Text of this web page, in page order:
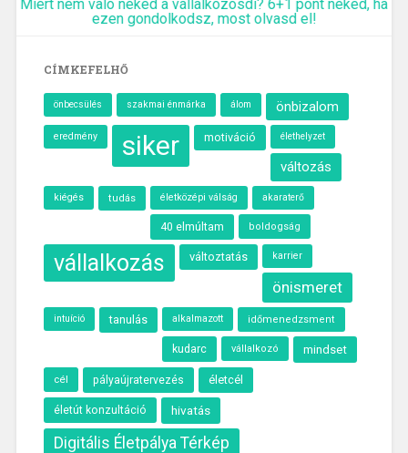
Miért nem való neked a vállalkozósdi? 6+1 pont neked, ha
ezen gondolkodsz, most olvasd el!
CÍMKEFELHŐ
önbecsülés szakmai énmárka álom önbizalom
eredmény siker motiváció élethelyzet
változás
kiégés tudás életközépi válság akaraterő
40 elmúltam boldogság
vállalkozás változtatás karrier
önismeret
intuíció tanulás alkalmazott időmenedzsment
kudarc vállalkozó mindset
cél pályaújratervezés életcél
életút konzultáció hivatás
Digitális Életpálya Térkép